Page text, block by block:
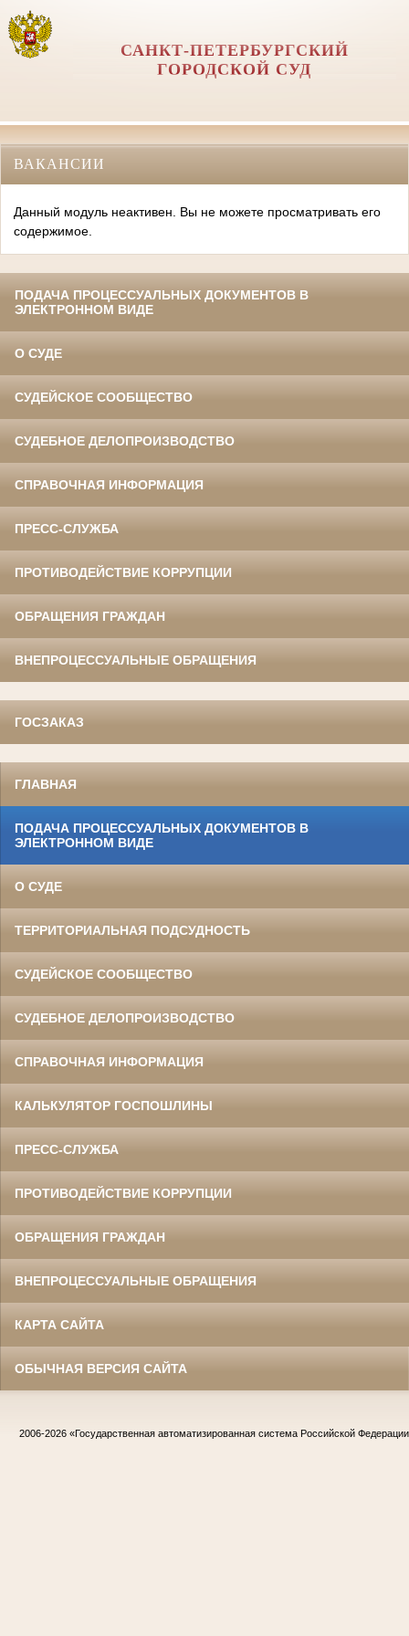
САНКТ-ПЕТЕРБУРГСКИЙ
ГОРОДСКОЙ СУД
ВАКАНСИИ
Данный модуль неактивен. Вы не можете просматривать его
содержимое.
ПОДАЧА ПРОЦЕССУАЛЬНЫХ ДОКУМЕНТОВ В
ЭЛЕКТРОННОМ ВИДЕ
О СУДЕ
СУДЕЙСКОЕ СООБЩЕСТВО
СУДЕБНОЕ ДЕЛОПРОИЗВОДСТВО
СПРАВОЧНАЯ ИНФОРМАЦИЯ
ПРЕСС-СЛУЖБА
ПРОТИВОДЕЙСТВИЕ КОРРУПЦИИ
ОБРАЩЕНИЯ ГРАЖДАН
ВНЕПРОЦЕССУАЛЬНЫЕ ОБРАЩЕНИЯ
ГОСЗАКАЗ
ГЛАВНАЯ
ПОДАЧА ПРОЦЕССУАЛЬНЫХ ДОКУМЕНТОВ В
ЭЛЕКТРОННОМ ВИДЕ
О СУДЕ
ТЕРРИТОРИАЛЬНАЯ ПОДСУДНОСТЬ
СУДЕЙСКОЕ СООБЩЕСТВО
СУДЕБНОЕ ДЕЛОПРОИЗВОДСТВО
СПРАВОЧНАЯ ИНФОРМАЦИЯ
КАЛЬКУЛЯТОР ГОСПОШЛИНЫ
ПРЕСС-СЛУЖБА
ПРОТИВОДЕЙСТВИЕ КОРРУПЦИИ
ОБРАЩЕНИЯ ГРАЖДАН
ВНЕПРОЦЕССУАЛЬНЫЕ ОБРАЩЕНИЯ
КАРТА САЙТА
ОБЫЧНАЯ ВЕРСИЯ САЙТА
2006-2026 «Государственная автоматизированная система Российской